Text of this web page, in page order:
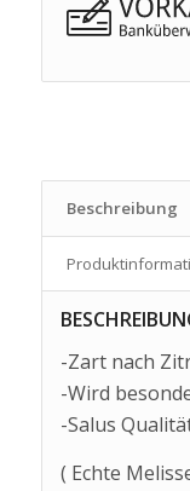
Beschreibung
-Zart nach
-Wird
-Salus
( Echte